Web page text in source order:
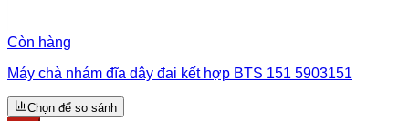
Còn hàng
Máy chà nhám đĩa dây đai kết hợp BTS 151 5903151
Chọn để so sánh